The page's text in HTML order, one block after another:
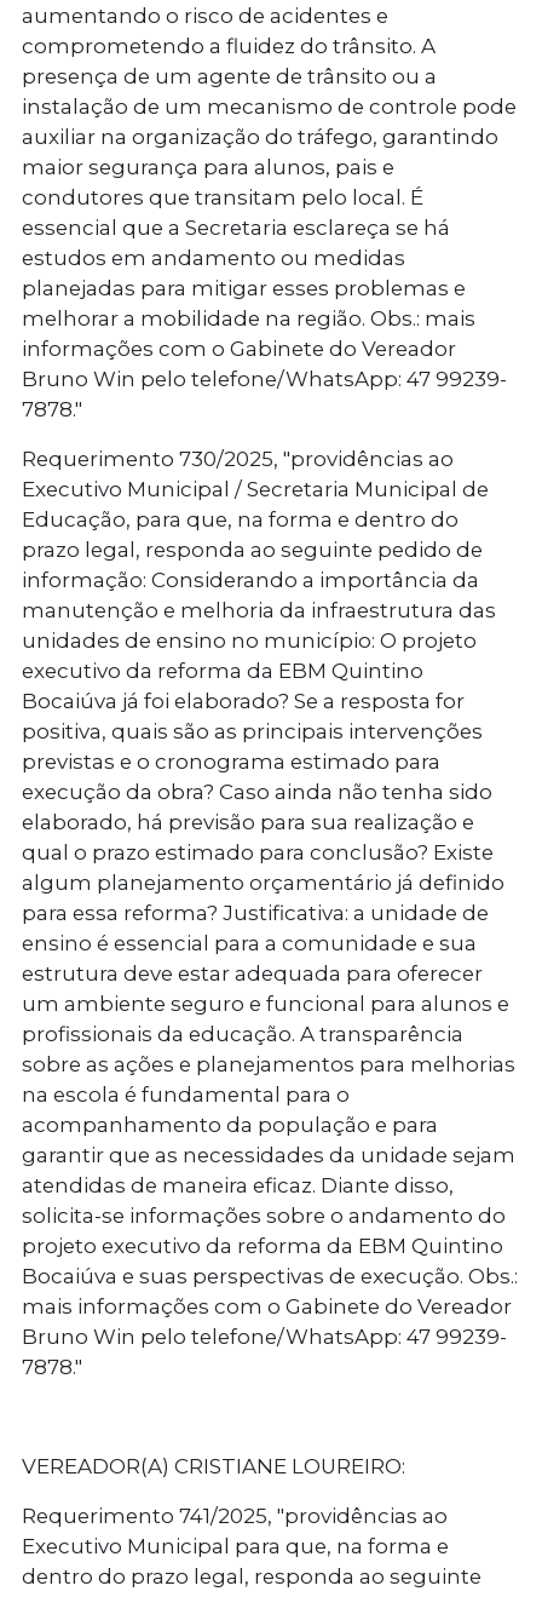
aumentando o risco de acidentes e
comprometendo a fluidez do trânsito. A
presença de um agente de trânsito ou a
instalação de um mecanismo de controle pode
auxiliar na organização do tráfego, garantindo
maior segurança para alunos, pais e
condutores que transitam pelo local. É
essencial que a Secretaria esclareça se há
estudos em andamento ou medidas
planejadas para mitigar esses problemas e
melhorar a mobilidade na região. Obs.: mais
informações com o Gabinete do Vereador
Bruno Win pelo telefone/WhatsApp: 47 99239-
7878."
Requerimento 730/2025, "providências ao
Executivo Municipal / Secretaria Municipal de
Educação, para que, na forma e dentro do
prazo legal, responda ao seguinte pedido de
informação: Considerando a importância da
manutenção e melhoria da infraestrutura das
unidades de ensino no município: O projeto
executivo da reforma da EBM Quintino
Bocaiúva já foi elaborado? Se a resposta for
positiva, quais são as principais intervenções
previstas e o cronograma estimado para
execução da obra? Caso ainda não tenha sido
elaborado, há previsão para sua realização e
qual o prazo estimado para conclusão? Existe
algum planejamento orçamentário já definido
para essa reforma? Justificativa: a unidade de
ensino é essencial para a comunidade e sua
estrutura deve estar adequada para oferecer
um ambiente seguro e funcional para alunos e
profissionais da educação. A transparência
sobre as ações e planejamentos para melhorias
na escola é fundamental para o
acompanhamento da população e para
garantir que as necessidades da unidade sejam
atendidas de maneira eficaz. Diante disso,
solicita-se informações sobre o andamento do
projeto executivo da reforma da EBM Quintino
Bocaiúva e suas perspectivas de execução. Obs.:
mais informações com o Gabinete do Vereador
Bruno Win pelo telefone/WhatsApp: 47 99239-
7878."
VEREADOR(A) CRISTIANE LOUREIRO:
Requerimento 741/2025, "providências ao
Executivo Municipal para que, na forma e
dentro do prazo legal, responda ao seguinte